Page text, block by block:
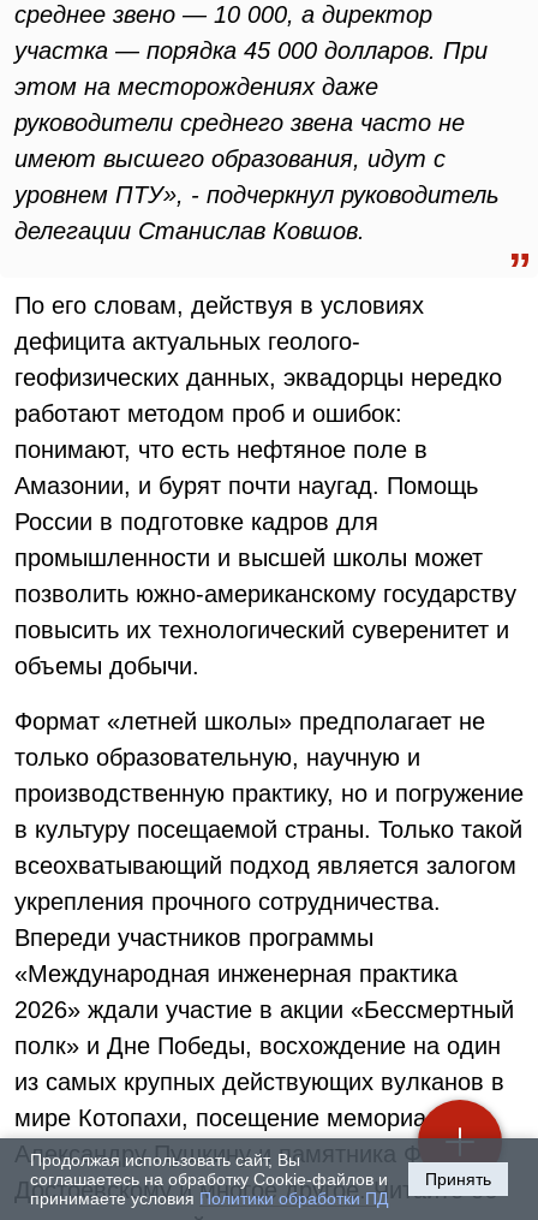
среднее звено — 10 000, а директор
участка — порядка 45 000 долларов. При
этом на месторождениях даже
руководители среднего звена часто не
имеют высшего образования, идут с
уровнем ПТУ», - подчеркнул руководитель
делегации Станислав Ковшов.
По его словам, действуя в условиях
дефицита актуальных геолого-
геофизических данных, эквадорцы нередко
работают методом проб и ошибок:
понимают, что есть нефтяное поле в
Амазонии, и бурят почти наугад. Помощь
России в подготовке кадров для
промышленности и высшей школы может
позволить южно-американскому государству
повысить их технологический суверенитет и
объемы добычи.
Формат «летней школы» предполагает не
только образовательную, научную и
производственную практику, но и погружение
в культуру посещаемой страны. Только такой
всеохватывающий подход является залогом
укрепления прочного сотрудничества.
Впереди участников программы
«Международная инженерная практика
2026» ждали участие в акции «Бессмертный
полк» и Дне Победы, восхождение на один
из самых крупных действующих вулканов в
мире Котопахи, посещение мемориала
Александру Пушкину и памятника Федору
Достоевскому и многое другое. Читайте об
Продолжая использовать сайт, Вы
соглашаетесь на обработку Cookie-файлов и
принимаете условия Политики обработки ПД
Принять